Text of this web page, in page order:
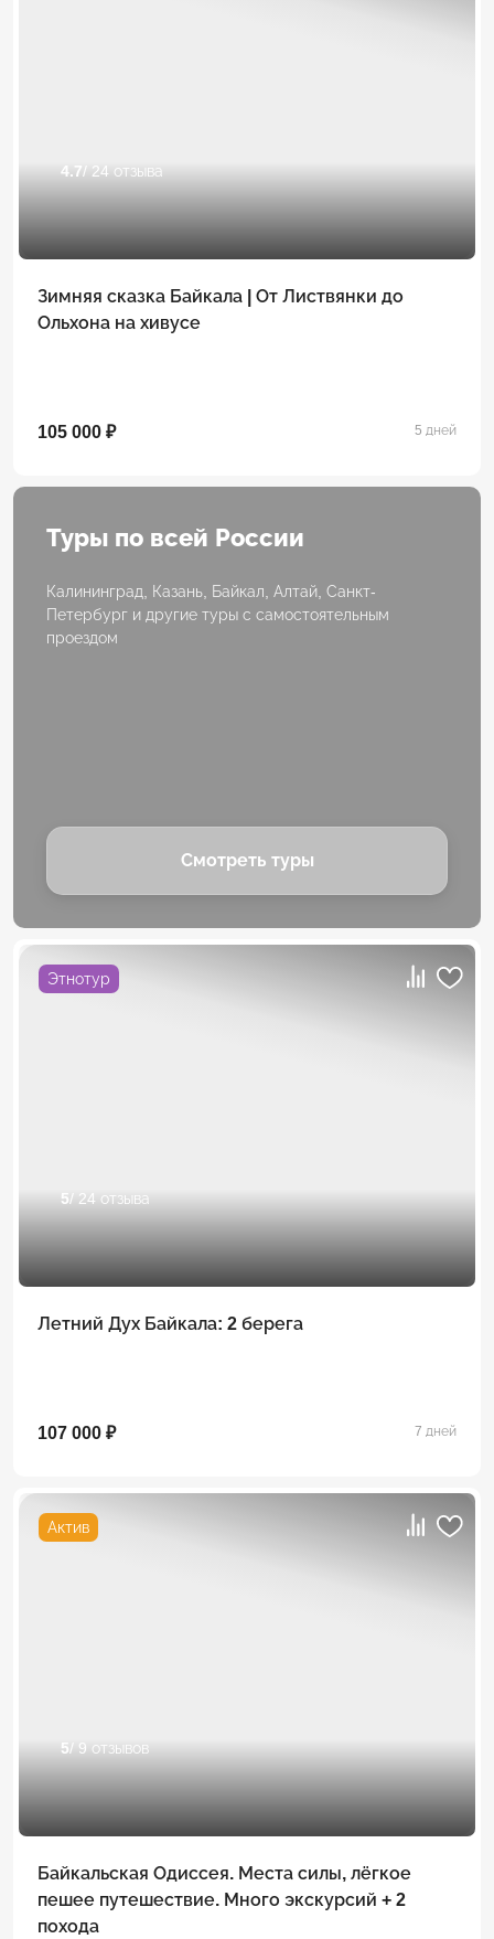
4.7/ 24 отзыва
Зимняя сказка Байкала | От Листвянки до
Ольхона на хивусе
105 000 ₽ 5 дней
Туры по всей России
Калининград, Казань, Байкал, Алтай, Санкт-
Петербург и другие туры с самостоятельным
проездом
Смотреть туры
Этнотур
5/ 24 отзыва
Летний Дух Байкала: 2 берега
107 000 ₽ 7 дней
Актив
5/ 9 отзывов
Байкальская Одиссея. Места силы, лёгкое
пешее путешествие. Много экскурсий + 2
похода